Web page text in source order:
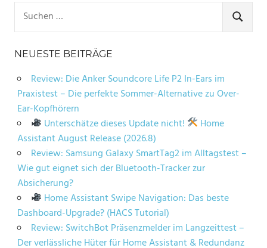
Suchen
nach:
SUCHEN
NEUESTE BEITRÄGE
Review: Die Anker Soundcore Life P2 In-Ears im
Praxistest – Die perfekte Sommer-Alternative zu Over-
Ear-Kopfhörern
Unterschätze dieses Update nicht!
Home
Assistant August Release (2026.8)
Review: Samsung Galaxy SmartTag2 im Alltagstest –
Wie gut eignet sich der Bluetooth-Tracker zur
Absicherung?
Home Assistant Swipe Navigation: Das beste
Dashboard-Upgrade? (HACS Tutorial)
Review: SwitchBot Präsenzmelder im Langzeittest –
Der verlässliche Hüter für Home Assistant & Redundanz